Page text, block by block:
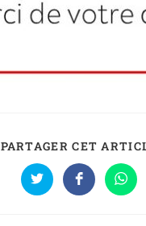
PARTAGER CET